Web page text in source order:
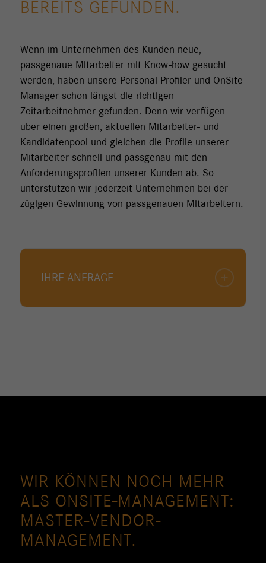
BEREITS GEFUNDEN.
Wenn im Unternehmen des Kunden neue,
passgenaue Mitarbeiter mit Know-how gesucht
werden, haben unsere Personal Profiler und OnSite-
Manager schon längst die richtigen
Zeitarbeitnehmer gefunden. Denn wir verfügen
über einen großen, aktuellen Mitarbeiter- und
Kandidatenpool und gleichen die Profile unserer
Mitarbeiter schnell und passgenau mit den
Anforderungsprofilen unserer Kunden ab. So
unterstützen wir jederzeit Unternehmen bei der
zügigen Gewinnung von passgenauen Mitarbeitern.
IHRE ANFRAGE
WIR KÖNNEN NOCH MEHR
ALS ONSITE-MANAGEMENT:
MASTER-VENDOR-
MANAGEMENT.